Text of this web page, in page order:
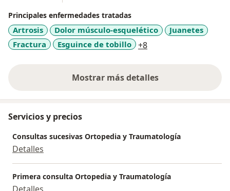
Principales enfermedades tratadas
Artrosis Dolor músculo-esquelético
Juanetes
Fractura
Esguince de tobillo +8
Mostrar más detalles
sobre la experiencia
Servicios y precios
Consultas sucesivas Ortopedia y Traumatología
Detalles
Primera consulta Ortopedia y Traumatología